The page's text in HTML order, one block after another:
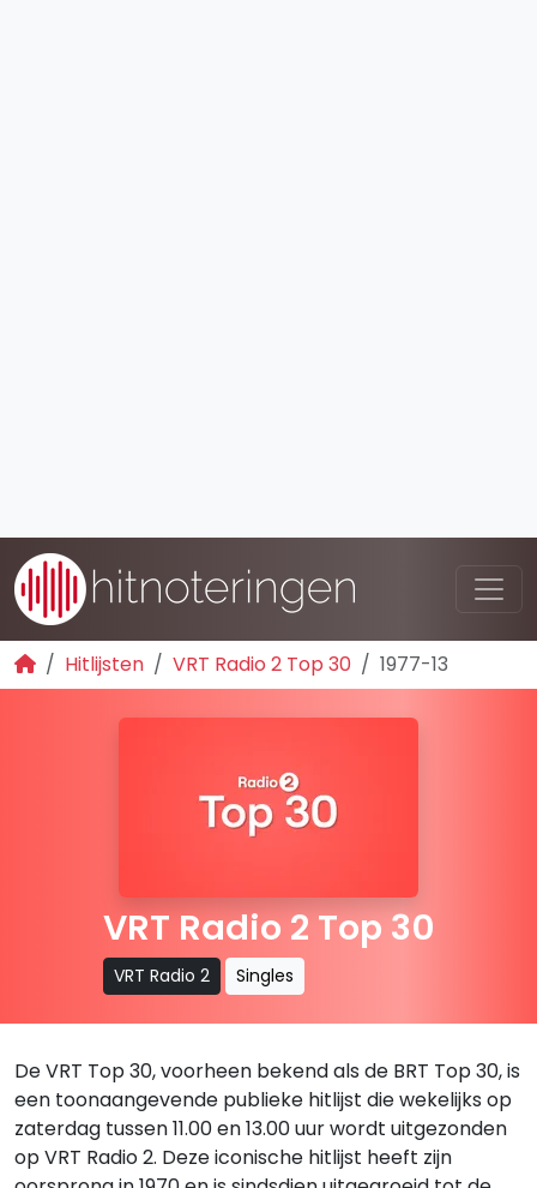
Hitlijsten VRT Radio 2 Top 30 1977-13
VRT Radio 2 Top 30
VRT Radio 2 Singles
De VRT Top 30, voorheen bekend als de BRT Top 30, is
een toonaangevende publieke hitlijst die wekelijks op
zaterdag tussen 11.00 en 13.00 uur wordt uitgezonden
op VRT Radio 2. Deze iconische hitlijst heeft zijn